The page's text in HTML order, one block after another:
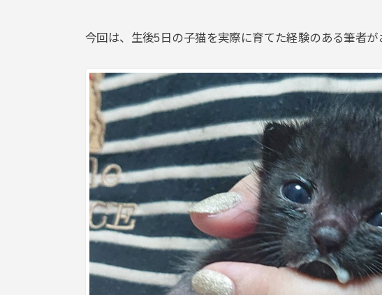
今回は、生後5日の子猫を実際に育てた経験のある筆者が